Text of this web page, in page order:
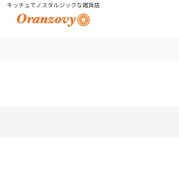
キッチュでノスタルジックな雑貨店